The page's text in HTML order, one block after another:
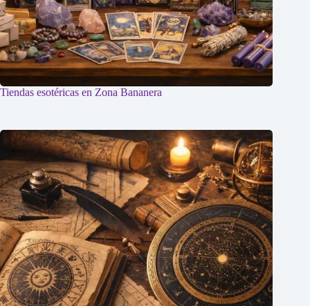
Tiendas esotéricas en Zona Bananera